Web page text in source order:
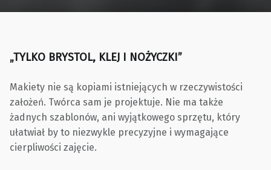
„TYLKO BRYSTOL, KLEJ I NOŻYCZKI”
Makiety nie są kopiami istniejących w rzeczywistości
założeń. Twórca sam je projektuje. Nie ma także
żadnych szablonów, ani wyjątkowego sprzętu, który
ułatwiał by to niezwykle precyzyjne i wymagające
cierpliwości zajęcie.